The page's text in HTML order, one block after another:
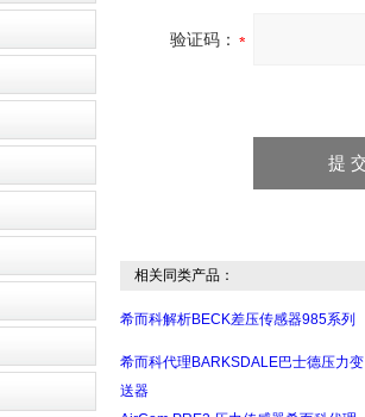
验证码：
相关同类产品：
希而科解析BECK差压传感器985系列
希而科代理BARKSDALE巴士德压力变
送器